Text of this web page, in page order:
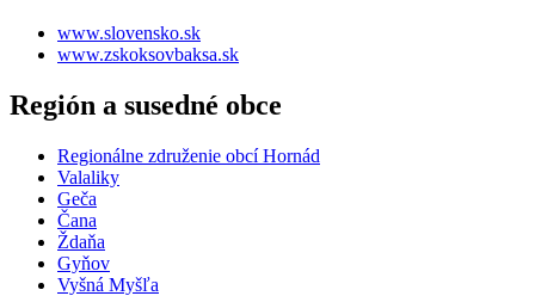
www.slovensko.sk
www.zskoksovbaksa.sk
Región a susedné obce
Regionálne združenie obcí Hornád
Valaliky
Geča
Čana
Ždaňa
Gyňov
Vyšná Myšľa